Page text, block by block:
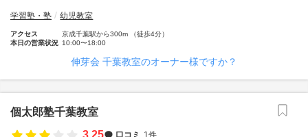
学習塾・塾 幼児教室
アクセス
京成千葉駅から300m （徒歩4分）
本日の営業状況 10:00〜18:00
伸芽会 千葉教室のオーナー様ですか？
個太郎塾千葉教室
3.25
口コミ 1件